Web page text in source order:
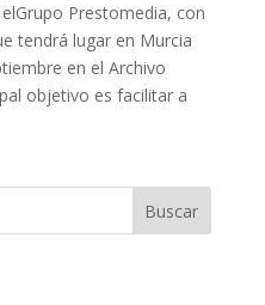
Prestomedia, con
tendrá lugar en Murcia
en el Archivo
objetivo es facilitar a